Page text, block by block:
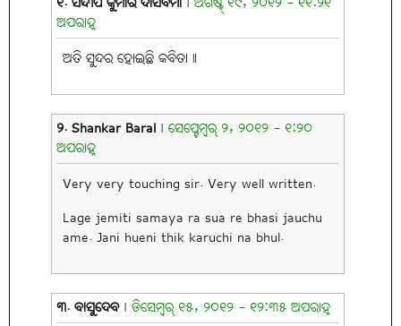
ଅପରାହ୍ନ
ଅତି ସୁନ୍ଦର ହୋଇଛି କବିତା୥
୨. Shankar Baral| ସେପ୍ଟେମ୍ବର୍ ୨, ୨୦୧୨ - ୧:୨୦
ଅପରାହ୍ନ
Very very touching sir. Very well written.
Lage jemiti samaya ra sua re bhasi jauchu
ame. Jani hueni thik karuchi na bhul.
୩. ବାସୁଦେବ| ଡିସେମ୍ବର୍ ୧୫, ୨୦୧୨ - ୧୨:୩୫ ଅପରାହ୍ନ